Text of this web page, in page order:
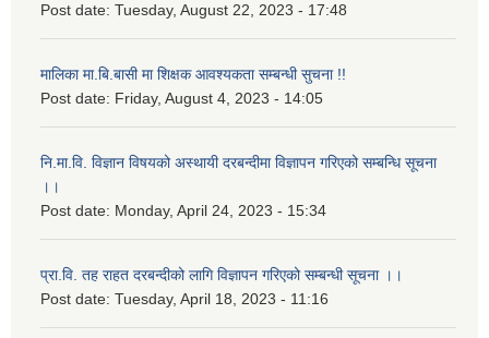
Post date: Tuesday, August 22, 2023 - 17:48
मालिका मा.बि.बासी मा शिक्षक आवश्यकता सम्बन्धी सुचना !!
Post date: Friday, August 4, 2023 - 14:05
नि.मा.वि. विज्ञान विषयको अस्थायी दरबन्दीमा विज्ञापन गरिएको सम्बन्धि सूचना
।।
Post date: Monday, April 24, 2023 - 15:34
प्रा.वि. तह राहत दरबन्दीको लागि विज्ञापन गरिएको सम्बन्धी सूचना ।।
Post date: Tuesday, April 18, 2023 - 11:16